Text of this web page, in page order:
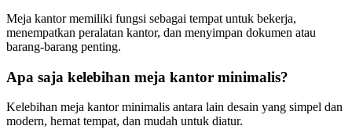
Meja kantor memiliki fungsi sebagai tempat untuk bekerja,
menempatkan peralatan kantor, dan menyimpan dokumen atau
barang-barang penting.
Apa saja kelebihan meja kantor minimalis?
Kelebihan meja kantor minimalis antara lain desain yang simpel dan
modern, hemat tempat, dan mudah untuk diatur.